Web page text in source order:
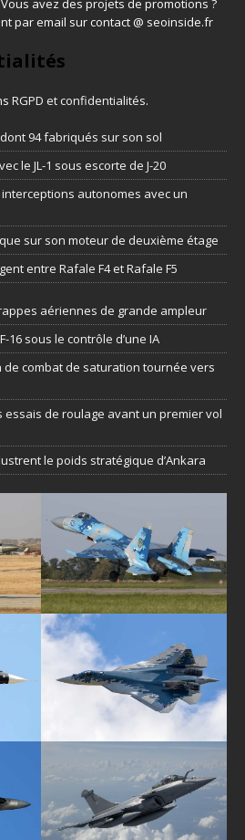
par email sur contact @ seoinside.fr
RGPD et confidentialités.
dont 94 fabriqués sur son sol
le JL-1 sous escorte de J-20
interceptions autonomes avec un
sur son moteur de deuxième étage
entre Rafale F4 et Rafale F5
aériennes de grande ampleur
16 sous le contrôle d’une IA
de combat de saturation tournée vers
essais de roulage avant un premier vol
le poids stratégique d’Ankara